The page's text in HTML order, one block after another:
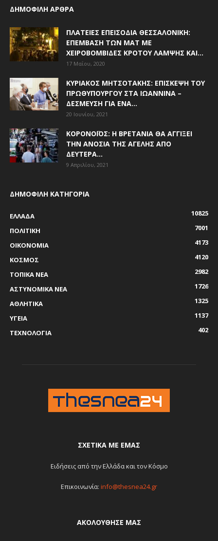
ΔΗΜΟΦΙΛΗ ΑΡΘΡΑ
ΠΛΑΤΕΊΕΣ ΕΠΕΙΣΌΔΙΑ ΘΕΣΣΑΛΟΝΊΚΗ:
ΕΠΈΜΒΑΣΗ ΤΩΝ ΜΑΤ ΜΕ
ΧΕΙΡΟΒΟΜΒΊΔΕΣ ΚΡΌΤΟΥ ΛΆΜΨΗΣ ΚΑΙ...
17 Μαΐου, 2020
ΚΥΡΙΆΚΟΣ ΜΗΤΣΟΤΆΚΗΣ: ΕΠΊΣΚΕΨΗ ΤΟΥ
ΠΡΩΘΥΠΟΥΡΓΟΎ ΣΤΑ ΙΩΆΝΝΙΝΑ –
ΔΈΣΜΕΥΣΗ ΓΙΑ ΈΝΑ...
20 Ιουνίου, 2021
ΚΟΡΟΝΟΪΌΣ: Η ΒΡΕΤΑΝΊΑ ΘΑ ΑΓΓΊΞΕΙ
ΤΗΝ ΑΝΟΣΊΑ ΤΗΣ ΑΓΈΛΗΣ ΑΠΌ
ΔΕΥΤΈΡΑ...
9 Απριλίου, 2021
ΔΗΜΟΦΙΛΗ ΚΑΤΗΓΟΡΙΑ
ΕΛΛΑΔΑ
10825
ΠΟΛΙΤΙΚΗ
7001
ΟΙΚΟΝΟΜΙΑ
4173
ΚΟΣΜΟΣ
4120
ΤΟΠΙΚΑ ΝΕΑ
2982
ΑΣΤΥΝΟΜΙΚΑ ΝΕΑ
1726
ΑΘΛΗΤΙΚΑ
1325
ΥΓΕΙΑ
1137
ΤΕΧΝΟΛΟΓΙΑ
402
ΣΧΕΤΙΚΆ ΜΕ ΕΜΆΣ
Ειδήσεις από την Ελλάδα και τον Κόσμο
Επικοινωνία: info@thesnea24.gr
ΑΚΟΛΟΥΘΗΣΕ ΜΑΣ